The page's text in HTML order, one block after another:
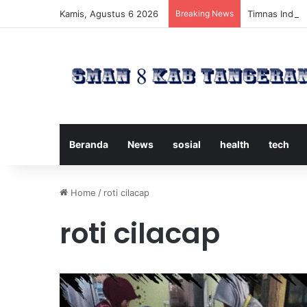
Kamis, Agustus 6 2026 Breaking News Timnas
Beranda News sosial health tech
Home / roti cilacap
roti cilacap